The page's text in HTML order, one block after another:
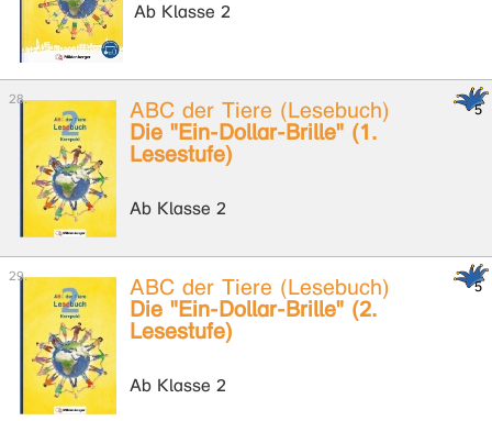
Ab Klasse 2
ABC der Tiere (Lesebuch)
Die "Ein-Dollar-Brille" (1.
Lesestufe)
Ab Klasse 2
ABC der Tiere (Lesebuch)
Die "Ein-Dollar-Brille" (2.
Lesestufe)
Ab Klasse 2